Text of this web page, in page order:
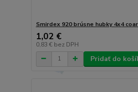
Smirdex 920 brúsne hubky 4x4
1,02 €
0,83 € bez DPH
Pridať do